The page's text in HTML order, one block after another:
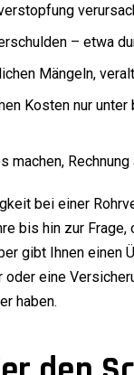
– etwa
Mängeln,
Kosten nur
bei einer
bis hin zur
gibt Ihnen einen
eine
haben.